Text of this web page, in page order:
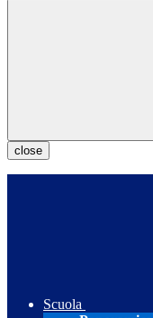
close
Scuola